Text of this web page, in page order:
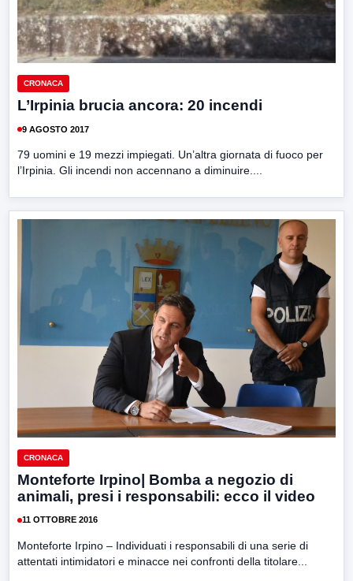
CRONACA
L’Irpinia brucia ancora: 20 incendi
9 AGOSTO 2017
79 uomini e 19 mezzi impiegati. Un’altra giornata di fuoco per
l’Irpinia. Gli incendi non accennano a diminuire....
CRONACA
Monteforte Irpino| Bomba a negozio di
animali, presi i responsabili: ecco il video
11 OTTOBRE 2016
Monteforte Irpino – Individuati i responsabili di una serie di
attentati intimidatori e minacce nei confronti della titolare...